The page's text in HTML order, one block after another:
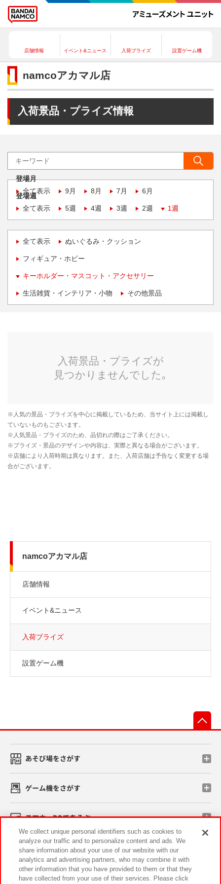
店舗情報 イベント&ニュース 入荷プライズ 設置ゲーム機
namcoアカマル店
入荷景品・プライズ情報
登場月
全て表示
9月 8月 7月 6月
登場週
全て表示
5週 4週 3週 2週 1週
全て表示 ぬいぐるみ・クッション
フィギュア・ホビー
キーホルダー・マスコット・アクセサリー
生活雑貨・インテリア・小物 その他景品
namcoアカマル店
店舗情報
イベント&ニュース
入荷プライズ
設置ゲーム機
あそび場をさがす
ゲーム機をさがす
スマホ・PCであそぶ
イベント・キャンペーン
We collect unique personal identifiers such as cookies to
analyze our traffic and to personalize content and ads. We
share information about your use of our website with our
analytics and advertising partners, who may combine it with
other information that you have provided to them or that they
have collected from your use of their services. Please click